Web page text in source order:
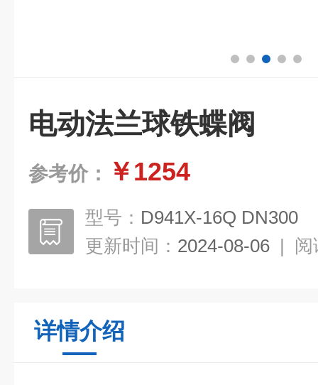
电动法兰球铁蝶阀
参考价： ￥1254
型号： D941X-16Q DN300
更新时间： 2024-08-06 | 阅
详情介绍